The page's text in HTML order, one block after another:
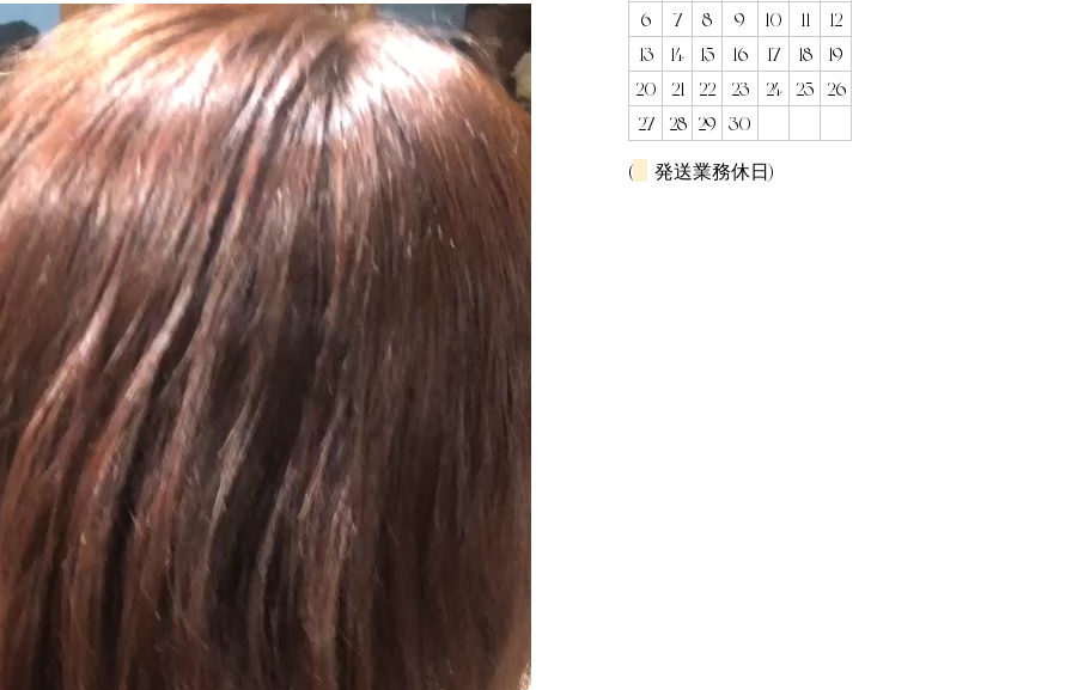
6
7 8 9 10 11
12
13
14 15 16 17 18
19
20
21 22 23 24 25
26
27
28 29 30
( 発送業務休日)